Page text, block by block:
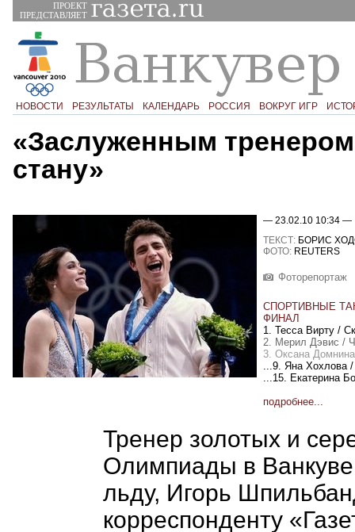
ПРОЕКТ
ПРЕДСТАВЛЯЕТ
НОВОСТИ РЕЗУЛЬТАТЫ КАЛЕНДАРЬ РОССИЯ ВОКРУГ ИГР
«Заслуженным
стану»
— 23.02.10 10:34 —
ТЕКСТ: БОРИС
ФОТО: REUTERS
Фоторепортаж
СПОРТИВНЫЕ
ФИНАЛ
1. Тесса Вирту /
2. Мерил Дэвис /
3. Оксана
...9. Яна Хохлова
...15. Екатерина
подробнее...
Тренер золотых и
Олимпиады в
льду, Игорь
корреспонденту «